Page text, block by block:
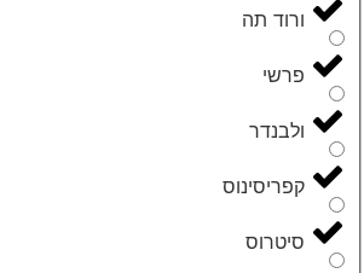
ורוד תה
פרשי
ולבנדר
קפריסינוס
סיטרוס